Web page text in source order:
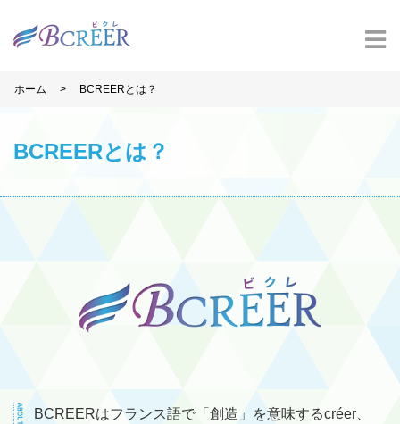
ホーム > BCREERとは？
BCREERとは？
BCREERはフランス語で「創造」を意味するcréer、